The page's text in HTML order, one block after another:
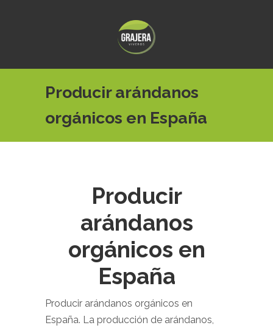
Producir arándanos
orgánicos en España
Producir
arándanos
orgánicos en
España
Producir arándanos orgánicos en
España. La producción de arándanos,